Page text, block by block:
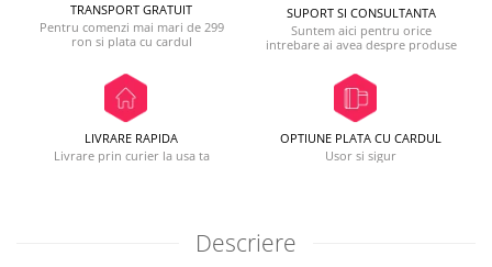
TRANSPORT GRATUIT
Pentru comenzi mai mari de 299
ron si plata cu cardul
SUPORT SI CONSULTANTA
Suntem aici pentru orice
intrebare ai avea despre produse
LIVRARE RAPIDA
Livrare prin curier la usa ta
OPTIUNE PLATA CU CARDUL
Usor si sigur
Descriere